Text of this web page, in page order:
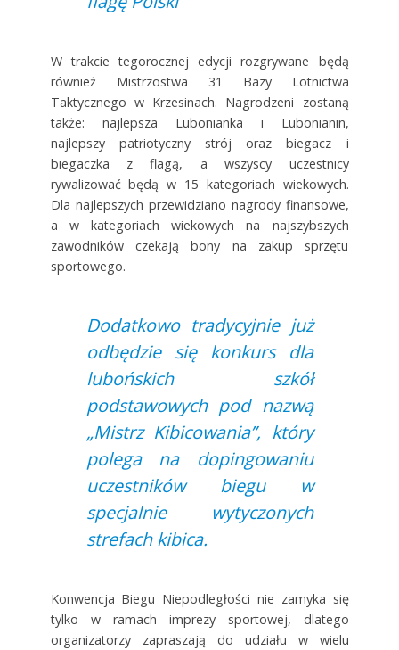
W trakcie tegorocznej edycji rozgrywane będą
również Mistrzostwa 31 Bazy Lotnictwa
Taktycznego w Krzesinach. Nagrodzeni zostaną
także: najlepsza Lubonianka i Lubonianin,
najlepszy patriotyczny strój oraz biegacz i
biegaczka z flagą, a wszyscy uczestnicy
rywalizować będą w 15 kategoriach wiekowych.
Dla najlepszych przewidziano nagrody finansowe,
a w kategoriach wiekowych na najszybszych
zawodników czekają bony na zakup sprzętu
sportowego.
Dodatkowo tradycyjnie już
odbędzie się konkurs dla
lubońskich szkół
podstawowych pod nazwą
„Mistrz Kibicowania”, który
polega na dopingowaniu
uczestników biegu w
specjalnie wytyczonych
strefach kibica.
Konwencja Biegu Niepodległości nie zamyka się
tylko w ramach imprezy sportowej, dlatego
organizatorzy zapraszają do udziału w wielu